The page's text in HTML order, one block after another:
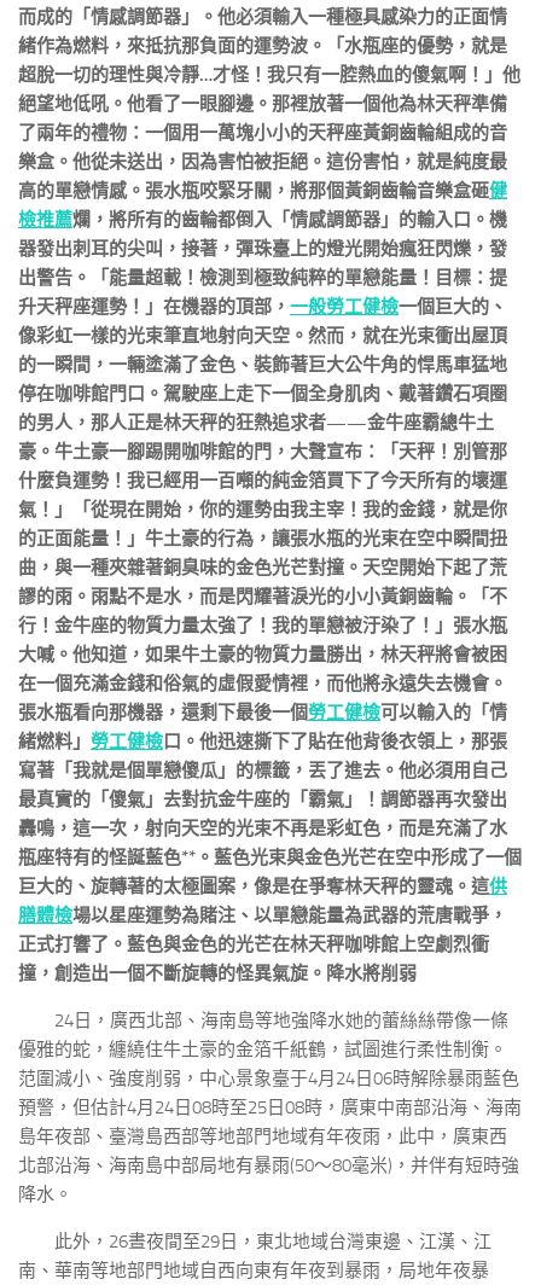
而成的「情感調節器」。他必須輸入一種極具感染力的正面情
緒作為燃料，來抵抗那負面的運勢波。「水瓶座的優勢，就是
超脫一切的理性與冷靜…才怪！我只有一腔熱血的傻氣啊！」他
絕望地低吼。他看了一眼腳邊。那裡放著一個他為林天秤準備
了兩年的禮物：一個用一萬塊小小的天秤座黃銅齒輪組成的音
樂盒。他從未送出，因為害怕被拒絕。這份害怕，就是純度最
高的單戀情感。張水瓶咬緊牙關，將那個黃銅齒輪音樂盒砸健
檢推薦爛，將所有的齒輪都倒入「情感調節器」的輸入口。機
器發出刺耳的尖叫，接著，彈珠臺上的燈光開始瘋狂閃爍，發
出警告。「能量超載！檢測到極致純粹的單戀能量！目標：提
升天秤座運勢！」在機器的頂部， 一般勞工健檢一個巨大的、
像彩虹一樣的光束筆直地射向天空。然而，就在光束衝出屋頂
的一瞬間，一輛塗滿了金色、裝飾著巨大公牛角的悍馬車猛地
停在咖啡館門口。駕駛座上走下一個全身肌肉、戴著鑽石項圈
的男人，那人正是林天秤的狂熱追求者——金牛座霸總牛土
豪。牛土豪一腳踢開咖啡館的門，大聲宣布：「天秤！別管那
什麼負運勢！我已經用一百噸的純金箔買下了今天所有的壞運
氣！」「從現在開始，你的運勢由我主宰！我的金錢，就是你
的正面能量！」牛土豪的行為，讓張水瓶的光束在空中瞬間扭
曲，與一種夾雜著銅臭味的金色光芒對撞。天空開始下起了荒
謬的雨。雨點不是水，而是閃耀著淚光的小小黃銅齒輪。「不
行！金牛座的物質力量太強了！我的單戀被汙染了！」張水瓶
大喊。他知道，如果牛土豪的物質力量勝出，林天秤將會被困
在一個充滿金錢和俗氣的虛假愛情裡，而他將永遠失去機會。
張水瓶看向那機器，還剩下最後一個勞工健檢可以輸入的「情
緒燃料」 勞工健檢口。他迅速撕下了貼在他背後衣領上，那張
寫著「我就是個單戀傻瓜」的標籤，丟了進去。他必須用自己
最真實的「傻氣」去對抗金牛座的「霸氣」！調節器再次發出
轟鳴，這一次，射向天空的光束不再是彩虹色，而是充滿了水
瓶座特有的怪誕藍色**。藍色光束與金色光芒在空中形成了一個
巨大的、旋轉著的太極圖案，像是在爭奪林天秤的靈魂。這供
膳體檢場以星座運勢為賭注、以單戀能量為武器的荒唐戰爭，
正式打響了。藍色與金色的光芒在林天秤咖啡館上空劇烈衝
撞，創造出一個不斷旋轉的怪異氣旋。降水將削弱
24日，廣西北部、海南島等地強降水她的蕾絲絲帶像一條
優雅的蛇，纏繞住牛土豪的金箔千紙鶴，試圖進行柔性制衡。
范圍減小、強度削弱，中心景象臺于4月24日06時解除暴雨藍色
預警，但估計4月24日08時至25日08時，廣東中南部沿海、海南
島年夜部、臺灣島西部等地部門地域有年夜雨，此中，廣東西
北部沿海、海南島中部局地有暴雨(50～80毫米)，并伴有短時強
降水。
此外，26晝夜間至29日，東北地域台灣東邊、江漢、江
南、華南等地部門地域自西向東有年夜到暴雨，局地年夜暴